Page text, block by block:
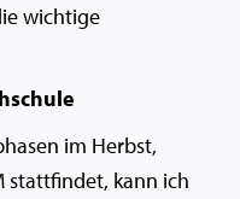
wichtige
im Herbst,
stattfindet, kann ich